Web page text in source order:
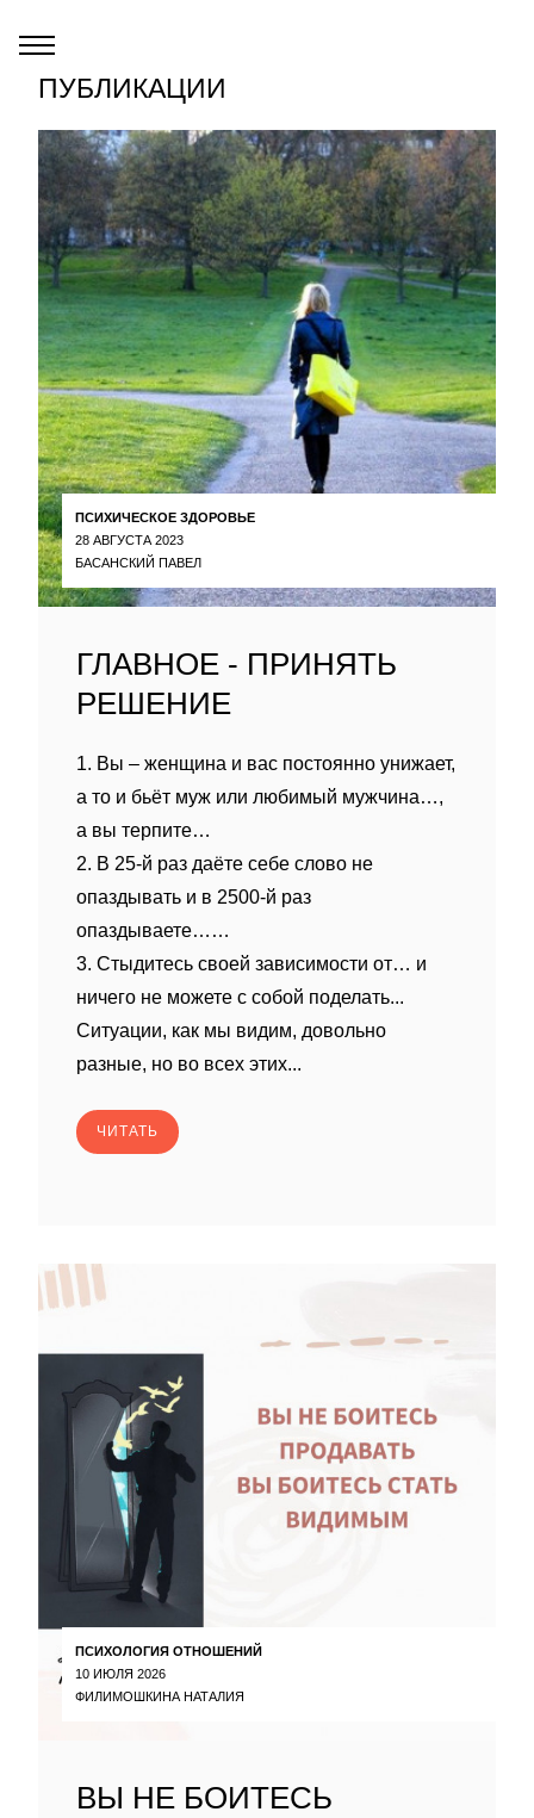
ПУБЛИКАЦИИ
ПСИХИЧЕСКОЕ ЗДОРОВЬЕ
28 АВГУСТА 2023
БАСАНСКИЙ ПАВЕЛ
ГЛАВНОЕ - ПРИНЯТЬ
РЕШЕНИЕ
1. Вы – женщина и вас постоянно унижает,
а то и бьёт муж или любимый мужчина…,
а вы терпите…
2. В 25-й раз даёте себе слово не
опаздывать и в 2500-й раз
опаздываете……
3. Стыдитесь своей зависимости от… и
ничего не можете с собой поделать...
Ситуации, как мы видим, довольно
разные, но во всех этих...
ЧИТАТЬ
ПСИХОЛОГИЯ ОТНОШЕНИЙ
10 ИЮЛЯ 2026
ФИЛИМОШКИНА НАТАЛИЯ
ВЫ НЕ БОИТЕСЬ